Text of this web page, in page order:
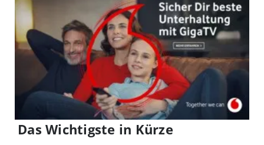
Das Wichtigste in Kürze